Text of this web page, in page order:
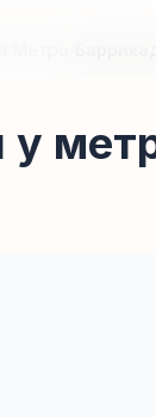
у